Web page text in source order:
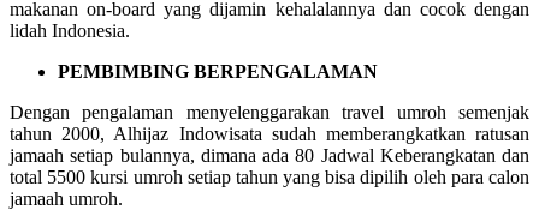
makanan on-board yang dijamin kehalalannya dan cocok dengan
lidah Indonesia.
PEMBIMBING BERPENGALAMAN
Dengan pengalaman menyelenggarakan travel umroh semenjak
tahun 2000, Alhijaz Indowisata sudah memberangkatkan ratusan
jamaah setiap bulannya, dimana ada 80 Jadwal Keberangkatan dan
total 5500 kursi umroh setiap tahun yang bisa dipilih oleh para calon
jamaah umroh.